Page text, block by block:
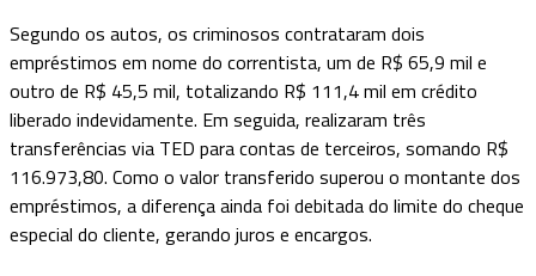
Segundo os autos, os criminosos contrataram dois
empréstimos em nome do correntista, um de R$ 65,9 mil e
outro de R$ 45,5 mil, totalizando R$ 111,4 mil em crédito
liberado indevidamente. Em seguida, realizaram três
transferências via TED para contas de terceiros, somando R$
116.973,80. Como o valor transferido superou o montante dos
empréstimos, a diferença ainda foi debitada do limite do cheque
especial do cliente, gerando juros e encargos.